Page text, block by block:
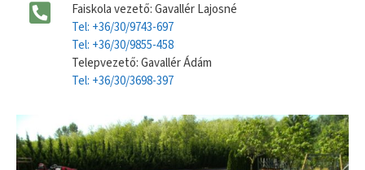
Faiskola vezető: Gavallér Lajosné
Tel: +36/30/9743-697
Tel: +36/30/9855-458
Telepvezető: Gavallér Ádám
Tel: +36/30/3698-397